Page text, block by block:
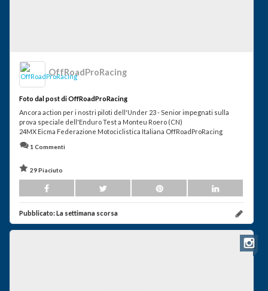
OffRoadProRacing
Foto dal post di OffRoadProRacing
Ancora action per i nostri piloti dell'Under 23 - Senior impegnati sulla
prova speciale dell'Enduro Test a Monteu Roero (CN)
24MX Eicma Federazione Motociclistica Italiana OffRoadProRacing
1 Commenti
29 Piaciuto
Pubblicato:La settimana scorsa